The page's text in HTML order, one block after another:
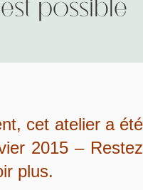
possible
cet atelier a été
2015 – Restez
plus.